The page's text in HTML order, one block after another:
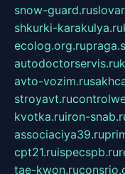
snow-guard.ru
shkurki-karakulya.ru
ecolog.org.ru
autodoctorservis.ru
avto-vozim.ru
stroyavt.ru
kvotka.ruiron-
associaciya39.ru
cpt21.ruispecspb.ru
tae-kwon.ru